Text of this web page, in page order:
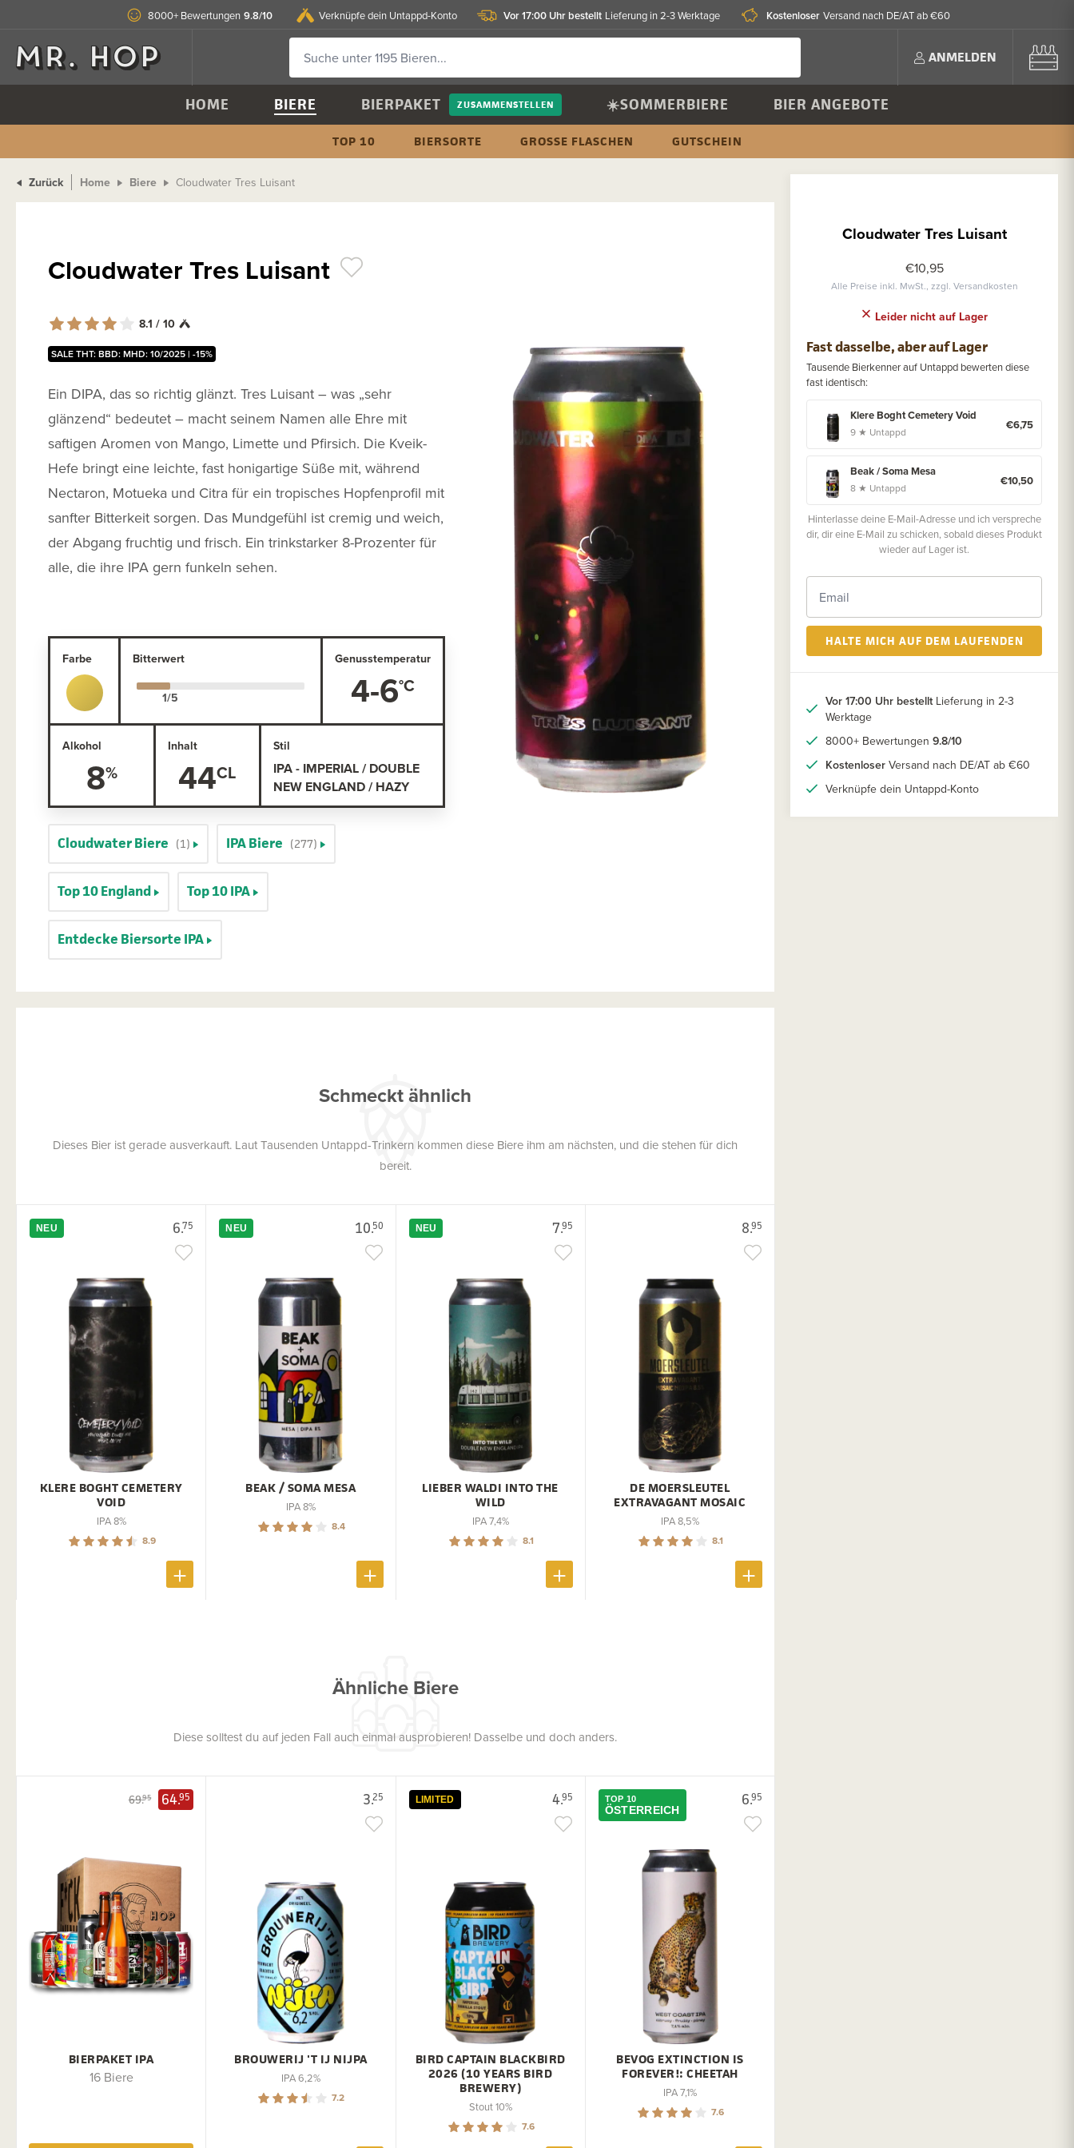
8000+ Bewertungen 9.8/10 Verknüpfe dein Untappd-Konto Vor 17:00 Uhr bestellt Lieferung in 2-3 Werktage Kostenloser Versand nach DE/AT ab €60
ANMELDEN
HOME BIERE BIERPAKET ZUSAMMENSTELLEN ☀️SOMMERBIERE BIER ANGEBOTE
TOP 10 BIERSORTE GROSSE FLASCHEN GUTSCHEIN
Zurück Home Biere Cloudwater Tres Luisant
Cloudwater Tres Luisant
8.1 / 10
SALE THT: BBD: MHD: 10/2025 | -15%
Ein DIPA, das so richtig glänzt. Tres Luisant – was „sehr
glänzend“ bedeutet – macht seinem Namen alle Ehre mit
saftigen Aromen von Mango, Limette und Pfirsich. Die Kveik-
Hefe bringt eine leichte, fast honigartige Süße mit, während
Nectaron, Motueka und Citra für ein tropisches Hopfenprofil mit
sanfter Bitterkeit sorgen. Das Mundgefühl ist cremig und weich,
der Abgang fruchtig und frisch. Ein trinkstarker 8-Prozenter für
alle, die ihre IPA gern funkeln sehen.
Farbe Bitterwert Genusstemperatur
4-6
Alkohol
8
Inhalt
44
Stil
IPA - IMPERIAL / DOUBLE
NEW ENGLAND / HAZY
Cloudwater Biere (1) IPA Biere (277)
Top 10 England Top 10 IPA
Entdecke Biersorte IPA
Cloudwater Tres Luisant
€10,95
Alle Preise inkl. MwSt., zzgl. Versandkosten
Leider nicht auf Lager
Fast dasselbe, aber auf Lager
Tausende Bierkenner auf Untappd bewerten diese
fast identisch:
Klere Boght Cemetery Void
9 ★ Untappd €6,75
Beak / Soma Mesa
8 ★ Untappd €10,50
Hinterlasse deine E-Mail-Adresse und ich verspreche
dir, dir eine E-Mail zu schicken, sobald dieses Produkt
wieder auf Lager ist.
HALTE MICH AUF DEM LAUFENDEN
Vor 17:00 Uhr bestelltLieferung in 2-3
Werktage
8000+ Bewertungen 9.8/10
Kostenloser Versand nach DE/AT ab €60
Verknüpfe dein Untappd-Konto
Schmeckt ähnlich
Dieses Bier ist gerade ausverkauft. Laut Tausenden Untappd-Trinkern kommen diese Biere ihm am nächsten, und die stehen für dich
bereit.
6.75
NEU
KLERE BOGHT CEMETERY
VOID
IPA 8%
8.9
10.50
NEU
BEAK / SOMA MESA
IPA 8%
8.4
7.95
NEU
LIEBER WALDI INTO THE
WILD
IPA 7,4%
8.1
8.95
DE MOERSLEUTEL
EXTRAVAGANT MOSAIC
IPA 8,5%
8.1
Ähnliche Biere
Diese solltest du auf jeden Fall auch einmal ausprobieren! Dasselbe und doch anders.
69.95 64.95
BIERPAKET IPA
16 Biere
3.25
BROUWERIJ 'T IJ NIJPA
IPA 6,2%
7.2
4.95
LIMITED
BIRD CAPTAIN BLACKBIRD
2026 (10 YEARS BIRD
BREWERY)
Stout 10%
7.6
6.95
TOP 10
ÖSTERREICH
BEVOG EXTINCTION IS
FOREVER!: CHEETAH
IPA 7,1%
7.6